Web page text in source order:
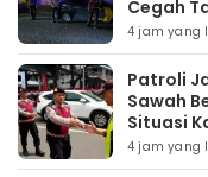
Cegah
4 jam yang
Patroli
Sawah
Situasi
4 jam yang